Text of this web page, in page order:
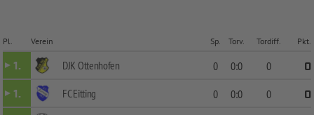
Pl. Verein Sp. Torv. Tordiff. Pkt.
1. DJK Ottenhofen 0 0:0 0
0
1.
FC Eitting 0 0:0 0
0